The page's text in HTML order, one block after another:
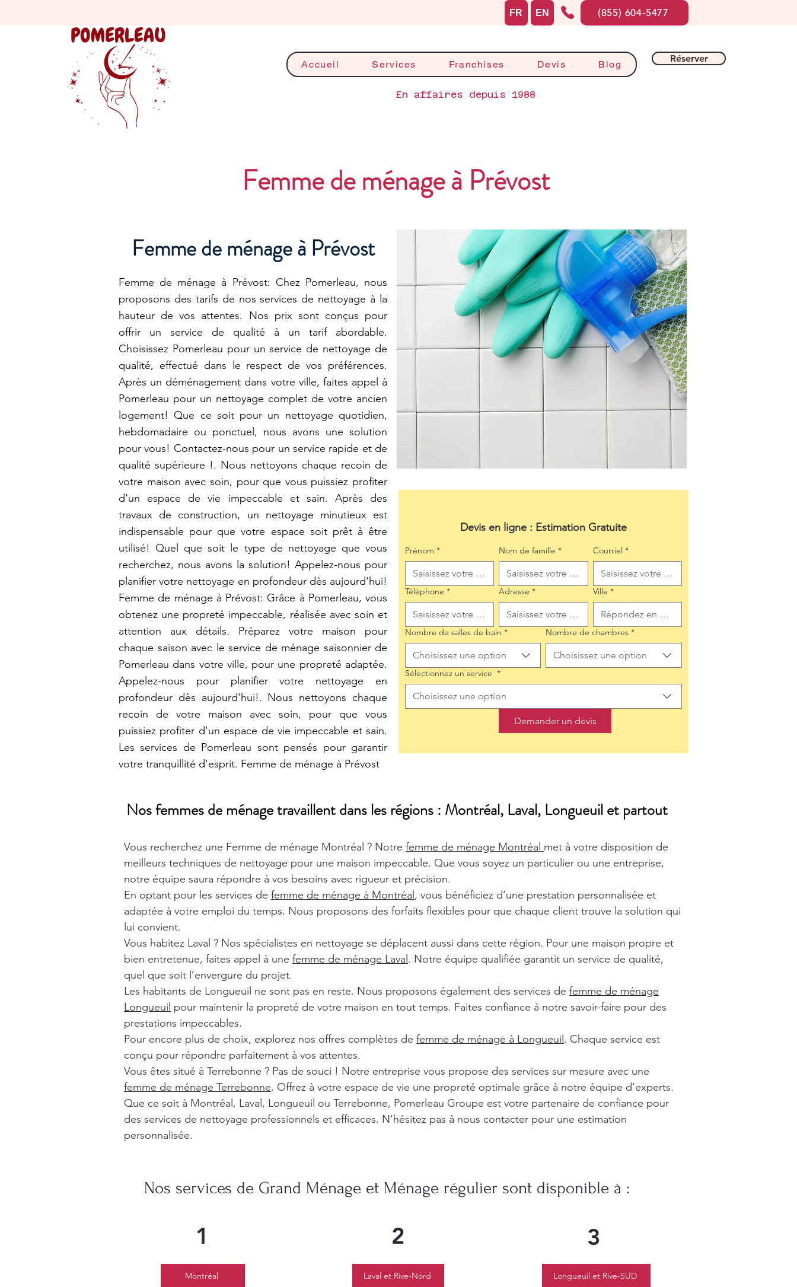
Accueil Services Franchises Devis Blog
Réserver
En affaires depuis 1988
FR EN (855) 604-5477
Femme de ménage à Prévost
Femme de ménage à Prévost
Femme de ménage à Prévost: Chez Pomerleau, nous
proposons des tarifs de nos services de nettoyage à la
hauteur de vos attentes. Nos prix sont conçus pour
offrir un service de qualité à un tarif abordable.
Choisissez Pomerleau pour un service de nettoyage de
qualité, effectué dans le respect de vos préférences.
Après un déménagement dans votre ville, faites appel à
Pomerleau pour un nettoyage complet de votre ancien
logement! Que ce soit pour un nettoyage quotidien,
hebdomadaire ou ponctuel, nous avons une solution
pour vous! Contactez-nous pour un service rapide et de
qualité supérieure !. Nous nettoyons chaque recoin de
votre maison avec soin, pour que vous puissiez profiter
d'un espace de vie impeccable et sain. Après des
travaux de construction, un nettoyage minutieux est
indispensable pour que votre espace soit prêt à être
utilisé! Quel que soit le type de nettoyage que vous
recherchez, nous avons la solution! Appelez-nous pour
planifier votre nettoyage en profondeur dès aujourd'hui!
Femme de ménage à Prévost: Grâce à Pomerleau, vous
obtenez une propreté impeccable, réalisée avec soin et
attention aux détails. Préparez votre maison pour
chaque saison avec le service de ménage saisonnier de
Pomerleau dans votre ville, pour une propreté adaptée.
Appelez-nous pour planifier votre nettoyage en
profondeur dès aujourd'hui!. Nous nettoyons chaque
recoin de votre maison avec soin, pour que vous
puissiez profiter d'un espace de vie impeccable et sain.
Les services de Pomerleau sont pensés pour garantir
votre tranquillité d'esprit. Femme de ménage à Prévost
Devis en ligne : Estimation Gratuite
Prénom * Nom de famille * Courriel *
Téléphone * Adresse * Ville *
Nombre de salles de bain *
Choisissez une option
Nombre de chambres *
Choisissez une option
Sélectionnez un service *
Choisissez une option
Demander un devis
Nos femmes de ménage travaillent dans les régions : Montréal, Laval, Longueuil et partout
Vous recherchez une Femme de ménage Montréal ? Notre femme de ménage Montréal met à votre disposition de
meilleurs techniques de nettoyage pour une maison impeccable. Que vous soyez un particulier ou une entreprise,
notre équipe saura répondre à vos besoins avec rigueur et précision.
En optant pour les services de femme de ménage à Montréal , vous bénéficiez d’une prestation personnalisée et
adaptée à votre emploi du temps. Nous proposons des forfaits flexibles pour que chaque client trouve la solution qui
lui convient.
Vous habitez Laval ? Nos spécialistes en nettoyage se déplacent aussi dans cette région. Pour une maison propre et
bien entretenue, faites appel à une femme de ménage Laval . Notre équipe qualifiée garantit un service de qualité,
quel que soit l’envergure du projet.
Les habitants de Longueuil ne sont pas en reste. Nous proposons également des services de femme de ménage
Longueuil pour maintenir la propreté de votre maison en tout temps. Faites confiance à notre savoir-faire pour des
prestations impeccables.
Pour encore plus de choix, explorez nos offres complètes de femme de ménage à Longueuil . Chaque service est
conçu pour répondre parfaitement à vos attentes.
Vous êtes situé à Terrebonne ? Pas de souci ! Notre entreprise vous propose des services sur mesure avec une
femme de ménage Terrebonne. Offrez à votre espace de vie une propreté optimale grâce à notre équipe d’experts.
Que ce soit à Montréal, Laval, Longueuil ou Terrebonne, Pomerleau Groupe est votre partenaire de confiance pour
des services de nettoyage professionnels et efficaces. N’hésitez pas à nous contacter pour une estimation
personnalisée.
Nos services de Grand Ménage et Ménage régulier sont disponible à :
1
Montréal
2
Laval et Rive-Nord
3
Longueuil et Rive-SUD